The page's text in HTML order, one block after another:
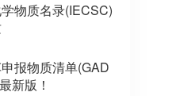
物质名录(IECSC)
报物质清单(GAD
新版！